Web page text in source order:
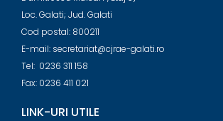
Loc. Galati; Jud. Galati
Cod postal: 800211
E-mail: secretariat@cjrae-galati.ro
Tel: 0236 311 158
Fax: 0236 411 021
LINK-URI UTILE